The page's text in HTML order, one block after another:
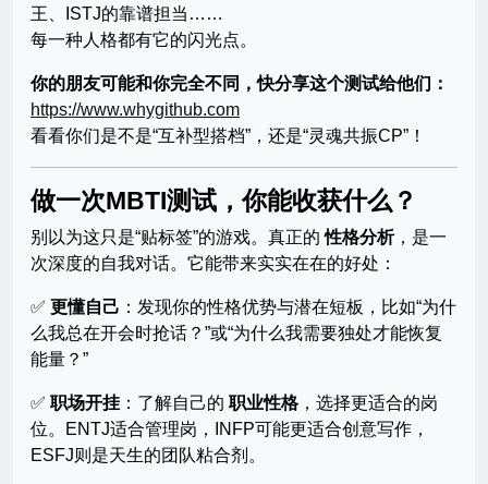
王、ISTJ的靠谱担当……
每一种人格都有它的闪光点。
你的朋友可能和你完全不同，快分享这个测试给他们：
https://www.whygithub.com
看看你们是不是“互补型搭档”，还是“灵魂共振CP”！
做一次MBTI测试，你能收获什么？
别以为这只是“贴标签”的游戏。真正的性格分析，是一
次深度的自我对话。它能带来实实在在的好处：
✅ 更懂自己 ：发现你的性格优势与潜在短板，比如“为什
么我总在开会时抢话？”或“为什么我需要独处才能恢复
能量？”
✅ 职场开挂 ：了解自己的 职业性格，选择更适合的岗
位。ENTJ适合管理岗，INFP可能更适合创意写作，
ESFJ则是天生的团队粘合剂。